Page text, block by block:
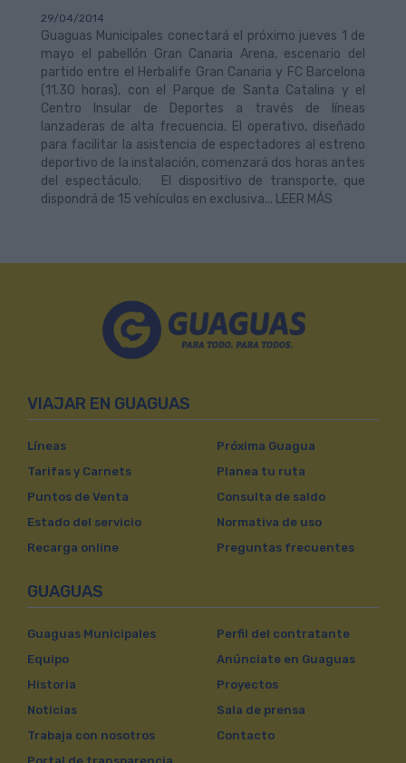
29/04/2014
Guaguas Municipales conectará el próximo jueves 1 de
mayo el pabellón Gran Canaria Arena, escenario del
partido entre el Herbalife Gran Canaria y FC Barcelona
(11.30 horas), con el Parque de Santa Catalina y el
Centro Insular de Deportes a través de líneas
lanzaderas de alta frecuencia. El operativo, diseñado
para facilitar la asistencia de espectadores al estreno
deportivo de la instalación, comenzará dos horas antes
del espectáculo. El dispositivo de transporte, que
dispondrá de 15 vehículos en exclusiva... LEER MÁS
VIAJAR EN GUAGUAS
Líneas
Tarifas y Carnets
Puntos de Venta
Estado del servicio
Recarga online
Próxima Guagua
Planea tu ruta
Consulta de saldo
Normativa de uso
Preguntas frecuentes
GUAGUAS
Guaguas Municipales
Equipo
Historia
Noticias
Trabaja con nosotros
Perfil del contratante
Anúnciate en Guaguas
Proyectos
Sala de prensa
Contacto